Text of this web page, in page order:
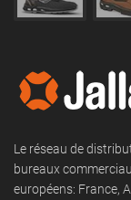
Le réseau de
bureaux
européens: France,